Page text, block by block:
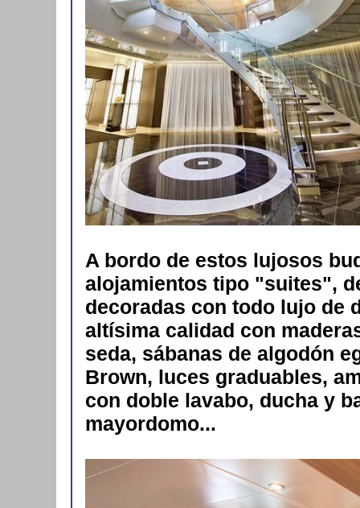
A bordo de estos lujosos
alojamientos tipo "suites",
decoradas con todo lujo de
altísima calidad con
seda, sábanas de algodón
Brown, luces graduables,
con doble lavabo, ducha y
mayordomo...